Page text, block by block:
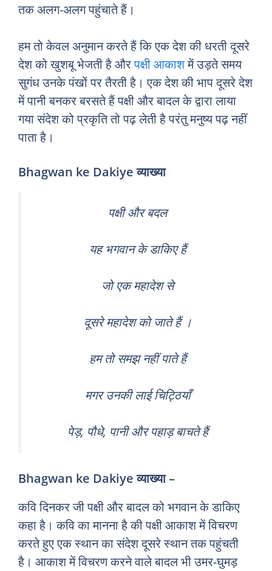
तक अलग-अलग पहुंचाते हैं।
हम तो केवल अनुमान करते हैं कि एक देश की धरती दूसरे
देश को खुशबू भेजती है औरपक्षी आकाशमें उड़ते समय
सुगंध उनके पंखों पर तैरती है। एक देश की भाप दूसरे देश
में पानी बनकर बरसते हैं पक्षी और बादल के द्वारा लाया
गया संदेश को प्रकृति तो पढ़ लेती है परंतु मनुष्य पढ़ नहीं
पाता है।
Bhagwan ke Dakiye व्याख्या
पक्षी और बदल
यह भगवान के डाकिए हैं
जो एक महादेश से
दूसरे महादेश को जाते हैं ।
हम तो समझ नहीं पाते हैं
मगर उनकी लाई चिट्ठियाँ
पेड़, पौधे, पानी और पहाड़ बाचते हैं
Bhagwan ke Dakiye व्याख्या –
कवि दिनकर जी पक्षी और बादल को भगवान के डाकिए
कहा है। कवि का मानना है की पक्षी आकाश में विचरण
करते हुए एक स्थान का संदेश दूसरे स्थान तक पहुंचती
है। आकाश में विचरण करने वाले बादल भी उमर-घुमड़